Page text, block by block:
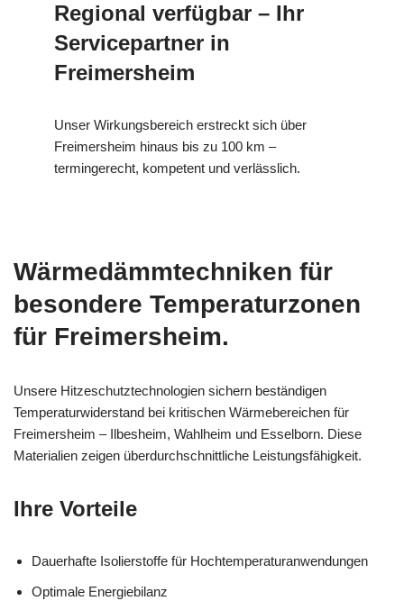
Regional verfügbar – Ihr
Servicepartner in
Freimersheim
Unser Wirkungsbereich erstreckt sich über
Freimersheim hinaus bis zu 100 km –
termingerecht, kompetent und verlässlich.
Wärmedämmtechniken für
besondere Temperaturzonen
für Freimersheim.
Unsere Hitzeschutztechnologien sichern beständigen
Temperaturwiderstand bei kritischen Wärmebereichen für
Freimersheim – Ilbesheim, Wahlheim und Esselborn. Diese
Materialien zeigen überdurchschnittliche Leistungsfähigkeit.
Ihre Vorteile
Dauerhafte Isolierstoffe für Hochtemperaturanwendungen
Optimale Energiebilanz